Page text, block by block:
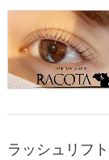
ラッシュリフト